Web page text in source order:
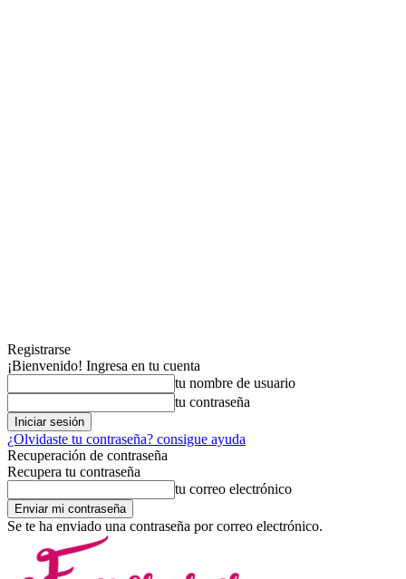
Registrarse
¡Bienvenido! Ingresa en tu cuenta
tu nombre de usuario
tu contraseña
¿Olvidaste tu contraseña? consigue ayuda
Recuperación de contraseña
Recupera tu contraseña
tu correo electrónico
Se te ha enviado una contraseña por correo electrónico.